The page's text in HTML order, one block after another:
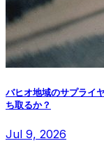
バヒオ地域のサプライ
ち取るか？
Jul 9, 2026